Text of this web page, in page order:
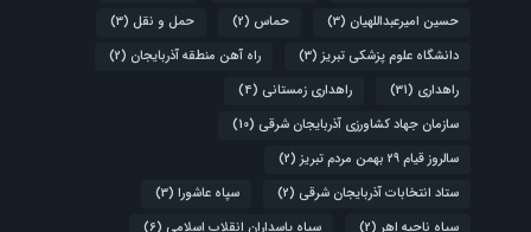
حسین امیرعبداللهیان (3) حماس (2) حمل و نقل (3)
دانشگاه علوم پزشکی تبریز (3) راه آهن منطقه آذربایجان (2)
راهداری (31) راهداری زمستانی (4)
سازمان جهاد کشاورزی آذربایجان شرقی (10)
سالروز قیام ۲۹ بهمن مردم تبریز
(2)
ستاد انتخابات آذربایجان شرقی (2) سپاه عاشورا (3)